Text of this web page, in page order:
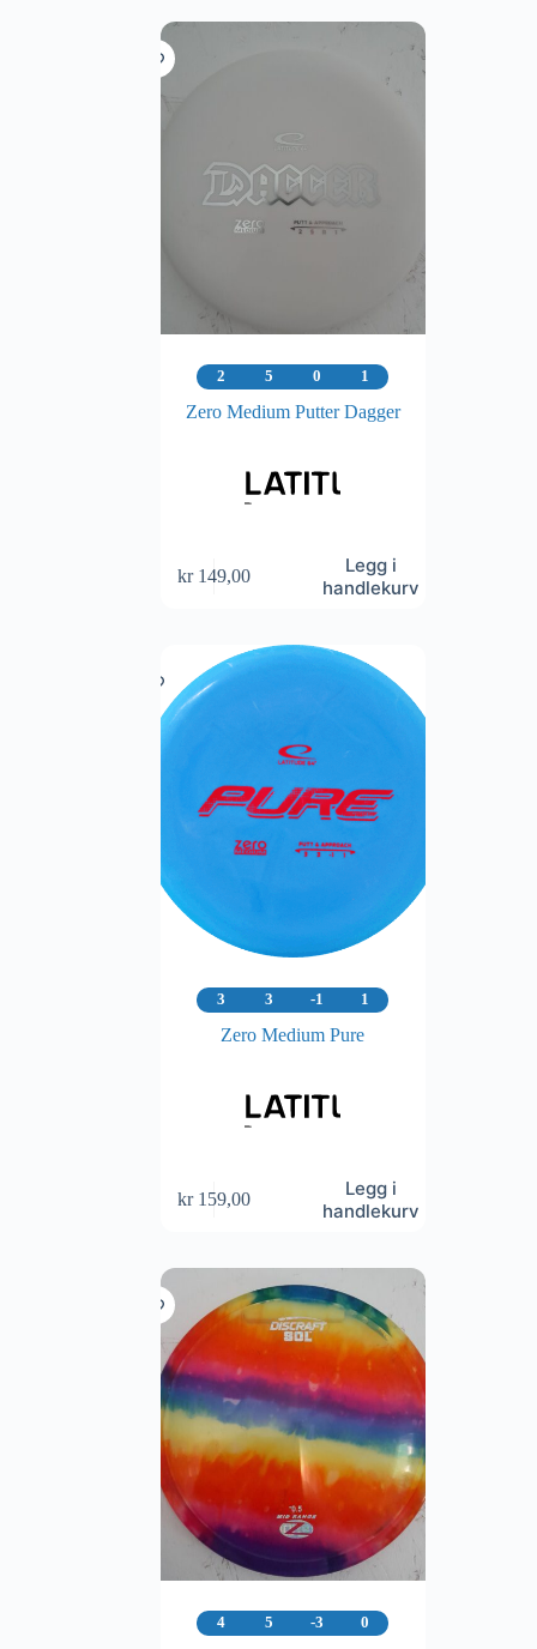
2 5 0 1
Zero Medium Putter Dagger
kr149,00
Legg i
handlekurv
3 3 -1 1
Zero Medium Pure
kr159,00
Legg i
handlekurv
4 5 -3 0